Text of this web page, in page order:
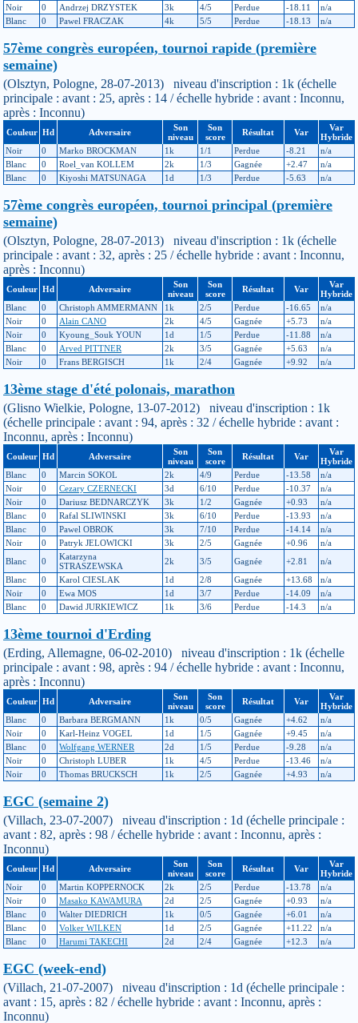
Noir
0 Andrzej DRZYSTEK 3k 4/5 Perdue -18.11
n/a
Blanc
0 Pawel FRACZAK 4k 5/5 Perdue -18.13 n/a
57ème congrès européen, tournoi rapide (première
semaine)
(Olsztyn, Pologne, 28-07-2013) niveau d'inscription : 1k (échelle
principale : avant : 25, après : 14 / échelle hybride : avant : Inconnu,
après : Inconnu)
Couleur Hd Adversaire
Son
niveau
Son
score
Résultat Var
Var
Hybride
Noir
0 Marko BROCKMAN 1k 1/1 Perdue -8.21
n/a
Blanc
0 Roel_van KOLLEM 2k 1/3 Gagnée +2.47
n/a
Blanc
0 Kiyoshi MATSUNAGA 1d 1/3 Perdue -5.63 n/a
57ème congrès européen, tournoi principal (première
semaine)
(Olsztyn, Pologne, 28-07-2013) niveau d'inscription : 1k (échelle
principale : avant : 32, après : 25 / échelle hybride : avant : Inconnu,
après : Inconnu)
Couleur Hd Adversaire
Son
niveau
Son
score
Résultat Var
Var
Hybride
Blanc
0 Christoph AMMERMANN 1k 2/5 Perdue -16.65
n/a
Noir
0 Alain CANO 2k 4/5 Gagnée +5.73
n/a
Noir
0 Kyoung_Souk YOUN 1d 1/5 Perdue -11.88
n/a
Blanc
0 Arved PITTNER 2k 3/5 Gagnée +5.63
n/a
Noir
0 Frans BERGISCH 1k 2/4 Gagnée +9.92 n/a
13ème stage d'été polonais, marathon
(Glisno Wielkie, Pologne, 13-07-2012) niveau d'inscription : 1k
(échelle principale : avant : 94, après : 32 / échelle hybride : avant :
Inconnu, après : Inconnu)
Couleur Hd Adversaire
Son
niveau
Son
score
Résultat Var
Var
Hybride
Blanc
0 Marcin SOKOL 2k 4/9 Perdue -13.58
n/a
Noir
0 Cezary CZERNECKI 3d 6/10 Perdue -10.37
n/a
Noir
0 Dariusz BEDNARCZYK 3k 1/2 Gagnée +0.93
n/a
Blanc
0 Rafal SLIWINSKI 3k 6/10 Perdue -13.93
n/a
Blanc
0 Pawel OBROK 3k 7/10 Perdue -14.14
n/a
Noir
0 Patryk JELOWICKI 3k 2/5 Gagnée +0.96
n/a
Blanc
0
Katarzyna
STRASZEWSKA
2k 3/5 Gagnée +2.81
n/a
Blanc
0 Karol CIESLAK 1d 2/8 Gagnée +13.68
n/a
Noir
0 Ewa MOS 1d 3/7 Perdue -14.09
n/a
Blanc
0 Dawid JURKIEWICZ 1k 3/6 Perdue -14.3 n/a
13ème tournoi d'Erding
(Erding, Allemagne, 06-02-2010) niveau d'inscription : 1k (échelle
principale : avant : 98, après : 94 / échelle hybride : avant : Inconnu,
après : Inconnu)
Couleur Hd Adversaire
Son
niveau
Son
score
Résultat Var
Var
Hybride
Blanc
0 Barbara BERGMANN 1k 0/5 Gagnée +4.62
n/a
Noir
0 Karl-Heinz VOGEL 1d 1/5 Gagnée +9.45
n/a
Blanc
0 Wolfgang WERNER 2d 1/5 Perdue -9.28
n/a
Noir
0 Christoph LUBER 1k 4/5 Perdue -13.46
n/a
Noir
0 Thomas BRUCKSCH 1k 2/5 Gagnée +4.93 n/a
EGC (semaine 2)
(Villach, 23-07-2007) niveau d'inscription : 1d (échelle principale :
avant : 82, après : 98 / échelle hybride : avant : Inconnu, après :
Inconnu)
Couleur Hd Adversaire
Son
niveau
Son
score
Résultat Var
Var
Hybride
Noir
0 Martin KOPPERNOCK 2k 2/5 Perdue -13.78
n/a
Noir
0 Masako KAWAMURA 2d 2/5 Gagnée +0.93
n/a
Blanc
0 Walter DIEDRICH 1k 0/5 Gagnée +6.01
n/a
Blanc
0 Volker WILKEN 1d 2/5 Gagnée +11.22
n/a
Blanc
0 Harumi TAKECHI 2d 2/4 Gagnée +12.3 n/a
EGC (week-end)
(Villach, 21-07-2007) niveau d'inscription : 1d (échelle principale :
avant : 15, après : 82 / échelle hybride : avant : Inconnu, après :
Inconnu)